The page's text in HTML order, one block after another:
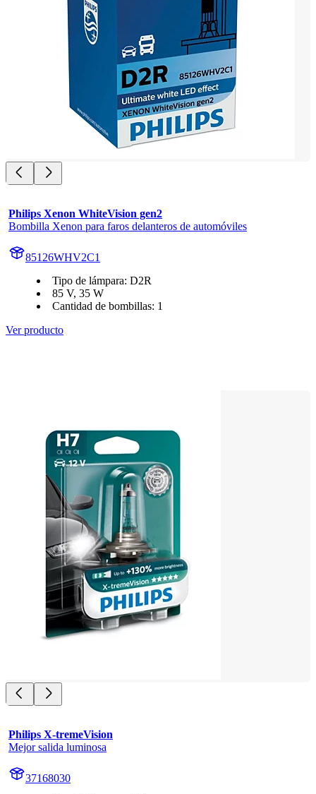
Philips Xenon WhiteVision gen2
Bombilla Xenon para faros delanteros de automóviles
85126WHV2C1
Tipo de lámpara: D2R
85 V, 35 W
Cantidad de bombillas: 1
Ver producto
Philips X-tremeVision
Mejor salida luminosa
37168030